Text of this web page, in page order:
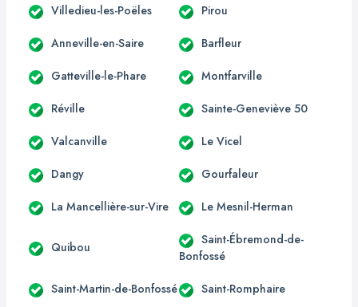
Villedieu-les-Poëles Pirou
Anneville-en-Saire Barfleur
Gatteville-le-Phare Montfarville
Réville Sainte-Geneviève 50
Valcanville Le Vicel
Dangy Gourfaleur
La Mancellière-sur-Vire Le Mesnil-Herman
Quibou
Saint-Ébremond-de-
Bonfossé
Saint-Martin-de-Bonfossé Saint-Romphaire